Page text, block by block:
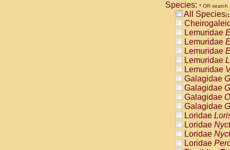
Cebidae
Cebidae
Cebidae
Cebidae
Cebidae
Atelidae
Atelidae
Atelidae
Atelidae
Atelidae
Atelidae
Atelidae
Atelidae
Atelidae
Atelidae
Pitheciidae
Species: * OR search
All Species
Lemuridae
Lemuridae
Lemuridae
Lemuridae
Lemuridae
Galagidae
Galagidae
Galagidae
Galagidae
Loridae
Loridae
Loridae
Loridae